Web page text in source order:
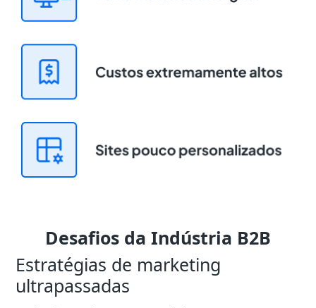
Desafios da Indústria B2B
Estratégias de marketing
ultrapassadas